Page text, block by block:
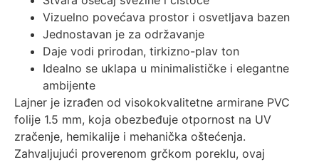
Vizuelno povećava prostor i osvetljava bazen
Jednostavan je za održavanje
Daje vodi prirodan, tirkizno-plav ton
Idealno se uklapa u minimalističke i elegantne
ambijente
Lajner je izrađen od visokokvalitetne armirane PVC
folije 1.5 mm, koja obezbeđuje otpornost na UV
zračenje, hemikalije i mehanička oštećenja.
Zahvaljujući proverenom grčkom poreklu, ovaj